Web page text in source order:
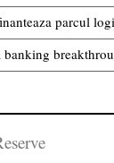
parcul